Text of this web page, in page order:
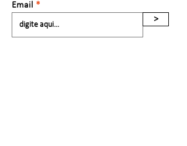
Email
>